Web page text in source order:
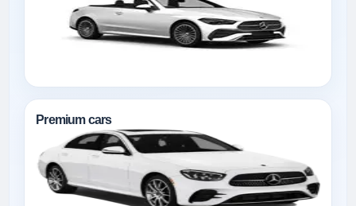
Premium cars